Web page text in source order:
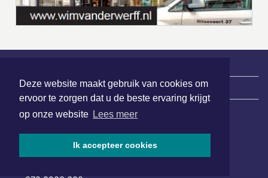
Deze website maakt gebruik van cookies om
ervoor te zorgen dat u de beste ervaring krijgt
op onze website Lees meer
Ik accepteer cookies
| Nieuws | Sport | Evenementen
Hoofdvestiging:
van Benthuizenlaan 1
1701 BZ Heerhugowaard